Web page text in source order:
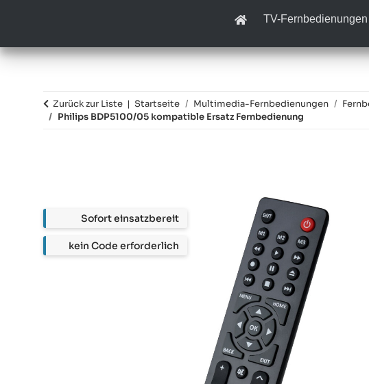
TV-Fernbedienungen
Zurück zur Liste Startseite Multimedia-Fernbedienungen
Philips BDP5100/05 kompatible Ersatz Fernbedienung